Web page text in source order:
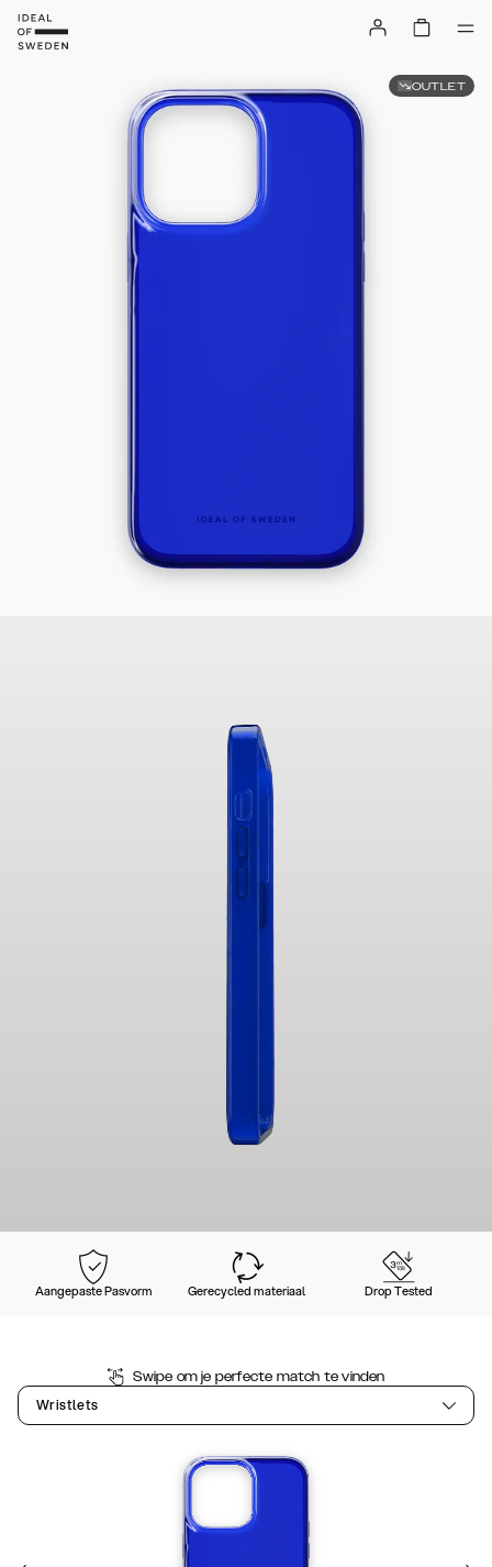
Aangepaste Pasvorm Gerecycled materiaal Drop Tested
Swipe om je perfecte match te vinden
Wristlets
OUTLET